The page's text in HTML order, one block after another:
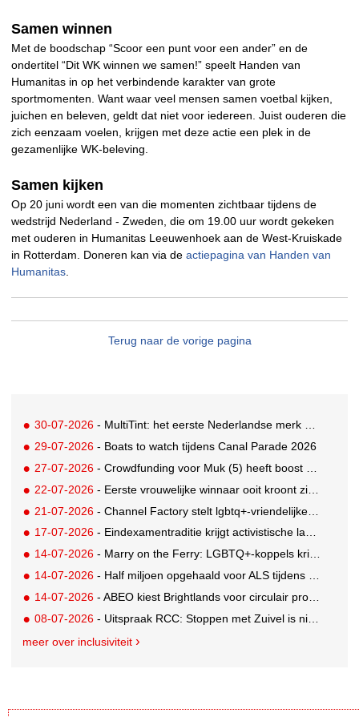
Samen winnen
Met de boodschap “Scoor een punt voor een ander” en de
ondertitel “Dit WK winnen we samen!” speelt Handen van
Humanitas in op het verbindende karakter van grote
sportmomenten. Want waar veel mensen samen voetbal kijken,
juichen en beleven, geldt dat niet voor iedereen. Juist ouderen die
zich eenzaam voelen, krijgen met deze actie een plek in de
gezamenlijke WK-beleving.
Samen kijken
Op 20 juni wordt een van die momenten zichtbaar tijdens de
wedstrijd Nederland - Zweden, die om 19.00 uur wordt gekeken
met ouderen in Humanitas Leeuwenhoek aan de West-Kruiskade
in Rotterdam. Doneren kan via de actiepagina van Handen van
Humanitas
Terug naar de vorige pagina
30-07-2026 - MultiTint: het eerste Nederlandse merk voor inclusieve wond- en sportverzorging
29-07-2026 - Boats to watch tijdens Canal Parade 2026
27-07-2026 - Crowdfunding voor Muk (5) heeft boost gekregen door BN'ers
22-07-2026 - Eerste vrouwelijke winnaar ooit kroont zich tot beste grunter van Nederland
21-07-2026 - Channel Factory stelt lgbtq+-vriendelijke inclusion list beschikbaar
17-07-2026 - Eindexamentraditie krijgt activistische lading tegen menstruatiearmoede
14-07-2026 - Marry on the Ferry: LGBTQ+-koppels krijgen de kans om hun huwelijksgeloften te hernieuwen op een wel heel bijzondere locatie
14-07-2026 - Half miljoen opgehaald voor ALS tijdens eerste Rotterdamse TriALSon
14-07-2026 - ABEO kiest Brightlands voor circulair productontwerp in de sportsector
08-07-2026 - Uitspraak RCC: Stoppen met Zuivel is niet misleidend
meer over inclusiviteit